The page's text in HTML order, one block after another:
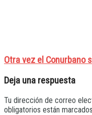
Otra vez el Conurbano
Deja una respuesta
Tu dirección de correo
obligatorios están